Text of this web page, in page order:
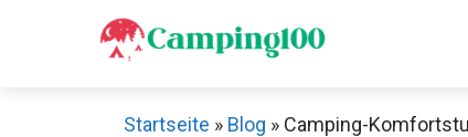
Startseite » Blog » Camping-